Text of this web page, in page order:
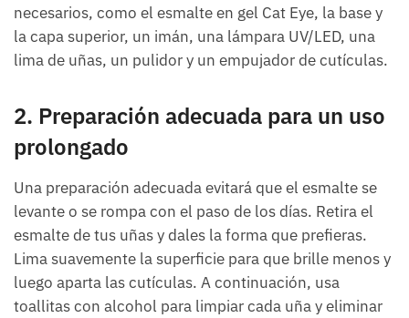
necesarios, como el esmalte en gel Cat Eye, la base y
la capa superior, un imán, una lámpara UV/LED, una
lima de uñas, un pulidor y un empujador de cutículas.
2. Preparación adecuada para un uso
prolongado
Una preparación adecuada evitará que el esmalte se
levante o se rompa con el paso de los días. Retira el
esmalte de tus uñas y dales la forma que prefieras.
Lima suavemente la superficie para que brille menos y
luego aparta las cutículas. A continuación, usa
toallitas con alcohol para limpiar cada uña y eliminar